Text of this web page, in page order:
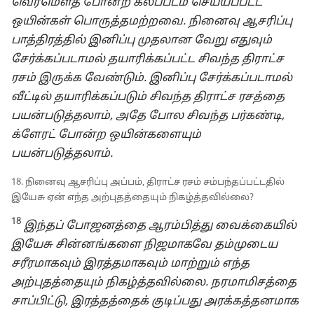
ஒயின்கள் பொருத்தமற்றவை. நினைவு ஆசரிப்பு
பாத்திரத்தில் இனிப்பு முதலான வேறு எதுவும்
சேர்க்கப்படாமல் தயாரிக்கப்பட்ட சிவந்த திராட்ச
ரசம் இருக்க வேண்டும். இனிப்பு சேர்க்கப்படாமல்
வீட்டில் தயாரிக்கப்படும் சிவந்த திராட்ச ரசத்தை
பயன்படுத்தலாம், அதே போல சிவந்த பர்கண்டி,
க்ளேரட் போன்ற ஒயின்களையும்
பயன்படுத்தலாம்.
18. நினைவு ஆசரிப்பு அப்பம், திராட்ச ரசம் சம்பந்தப்பட்டதில்
இயேசு ஏன் எந்த அற்புதத்தையும் நிகழ்த்தவில்லை?
18 இந்தப் போஜனத்தை ஆரம்பித்து வைக்கையில்
இயேசு சின்னங்களை நிஜமாகவே தம்முடைய
சரீரமாகவும் இரத்தமாகவும் மாற்றும் எந்த
அற்புதத்தையும் நிகழ்த்தவில்லை. நரமாமிசத்தை
சாப்பிட்டு, இரத்தத்தைக் குடிப்பது அரக்கத்தனமாக